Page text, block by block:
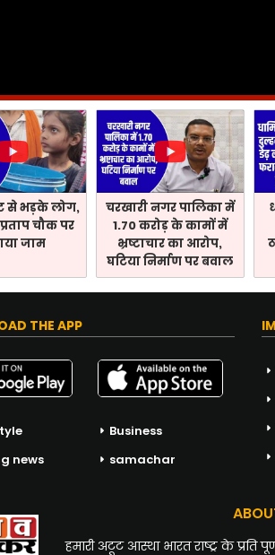
से भड़के लोग,
चौक पर
जाम
चरखारी नगर पालिका में
1.70 करोड़ के कामों में
भ्रष्टाचार का आरोप,
घटिया निर्माण पर बवाल
THE APP
Business
news
samachar
हमारी अटूट आस्था भारत राष्ट्र के प्रति